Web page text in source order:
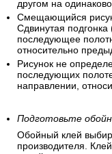
другом на
Смещающийся
Сдвинутая подгонка
последующее
относительно
Рисунок не
последующих
направлении,
Подготовьте
Обойный клей
производителя.